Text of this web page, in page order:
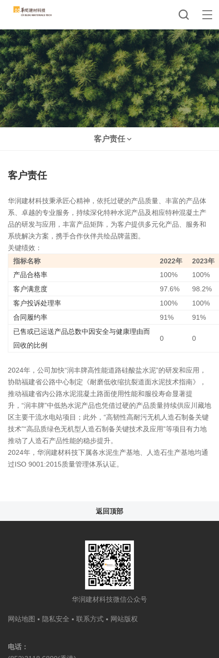
客户责任
客户责任
华润建材科技秉承匠心精神，依托过硬的产品质量、丰富的产品体
系、卓越的专业服务，持续深化特种水泥产品及相应特种混凝土产
品的研发与应用，丰富产品矩阵，为客户提供多元化产品、服务和
系统解决方案，携手合作伙伴共绘品牌蓝图。
关键绩效：
指标名称
2022年
2023年
产品合格率
100%
100%
客户满意度
97.6%
98.2%
客户投诉处理率
100%
100%
合同履约率
91%
91%
已售或已运送产品总数中因安全与健康理由而
回收的比例
0 0
2024年，公司加快“润丰牌高性能道路硅酸盐水泥”的研发和应用，
协助福建省公路中心制定《耐磨低收缩抗裂道面水泥技术指南》，
推动福建省内公路水泥混凝土路面使用性能和服役寿命显著提
升，“润丰牌”中低热水泥产品也凭借过硬的产品质量持续供应川藏地
区主要干流水电站项目；此外，“高韧性高耐污无机人造石制备关键
技术”“高品质绿色无机型人造石制备关键技术及应用”等项目有力地
推动了人造石产品性能的稳步提升。
2024年，华润建材科技下属各水泥生产基地、人造石生产基地均通
过ISO 9001:2015质量管理体系认证。
返回顶部
华润建材科技微信公众号
网站地图 隐私安全 联系方式 网站版权
电话：